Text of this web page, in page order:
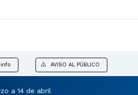
AVISO AL PÚBLICO
a 14 de abril